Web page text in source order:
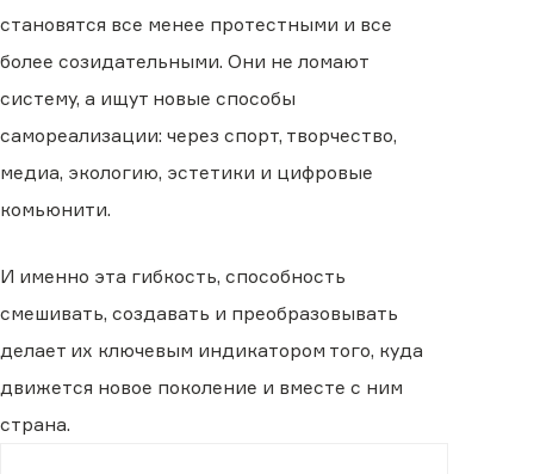
становятся все менее протестными и все
более созидательными. Они не ломают
систему, а ищут новые способы
самореализации: через спорт, творчество,
медиа, экологию, эстетики и цифровые
комьюнити.
И именно эта гибкость, способность
смешивать, создавать и преобразовывать
делает их ключевым индикатором того, куда
движется новое поколение и вместе с ним
страна.